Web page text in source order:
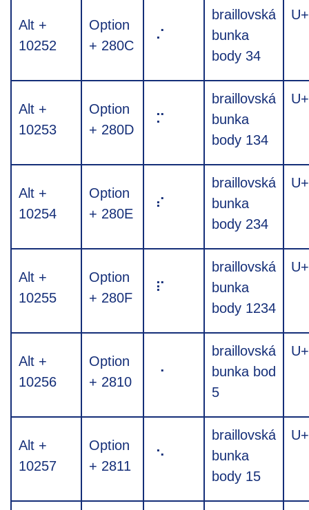
Alt +
10252
Option
+ 280C
⠌
braillovská
bunka
body 34
Alt +
10253
Option
+ 280D
⠍
braillovská
bunka
body 134
Alt +
10254
Option
+ 280E
⠎
braillovská
bunka
body 234
Alt +
10255
Option
+ 280F
⠏
braillovská
bunka
body 1234
Alt +
10256
Option
+ 2810
⠐
braillovská
bunka bod
5
Alt +
10257
Option
+ 2811
⠑
braillovská
bunka
body 15